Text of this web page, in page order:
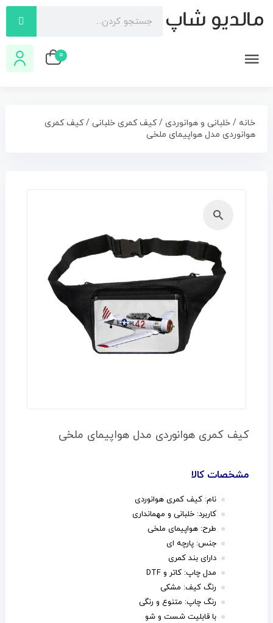
0
خانه / خلبانی و هوانوردی/کیف کمری خلبانی/ کیف کمری
هوانوردی مدل هواپیمای ملخی
کیف کمری هوانوردی مدل هواپیمای ملخی
مشخصات کالا
نام: کیف کمری هوانوردی
کاربرد: خلبانی و مهمانداری
طرح: هواپیمای ملخی
جنس: پارچه ای
دارای بند کمری
مدل چاپ: کاتر و DTF
رنگ کیف: مشکی
رنگ چاپ: متنوع و رنگی
با قابلیت شست و شو